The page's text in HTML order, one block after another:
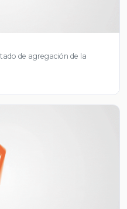
de agregación de la